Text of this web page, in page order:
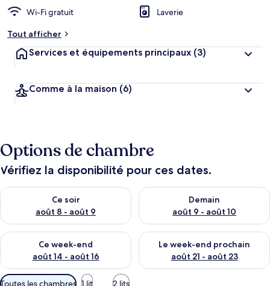
Wi-Fi gratuit
Laverie
Tout afficher
Services et équipements principaux (3)
Comme à la maison (6)
Options de chambre
Vérifiez la disponibilité pour ces dates.
Ce soir
août 8 - août 9
Vérifier la disponibilité pour ce soir août 8 - août 9
Demain
août 9 - août 10
Vérifier la disponibilité pour
Ce week-end
août 14 - août 16
Vérifier la disponibilité pour ce week-end août 14 - août 16
Le week-end prochain
août 21 - août 23
Vérifier la disponibilité pour
Filtres
Toutes les chambres 1 lit 2 lits